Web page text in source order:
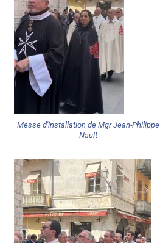
Messe d'installation de Mgr Jean-Philippe
Nault